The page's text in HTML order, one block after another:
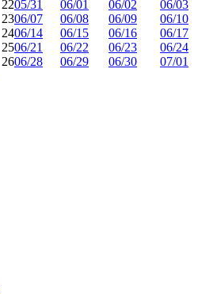
2205/31 06/01 06/02
06/03
2306/07 06/08 06/09
06/10
2406/14 06/15 06/16
06/17
2506/21 06/22 06/23
06/24
2606/28 06/29 06/30 07/01